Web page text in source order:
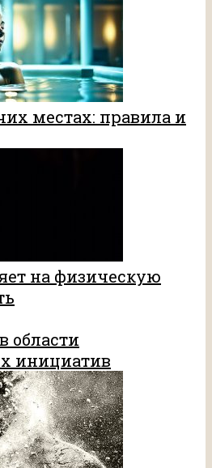
местах: правила и
на физическую
области
инициатив